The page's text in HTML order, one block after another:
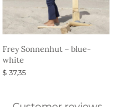
Frey Sonnenhut – blue-
white
$ 37,35